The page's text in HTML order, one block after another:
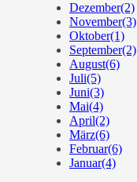
Dezember(2)
November(3)
Oktober(1)
September(2)
August(6)
Juli(5)
Juni(3)
Mai(4)
April(2)
März(6)
Februar(6)
Januar(4)